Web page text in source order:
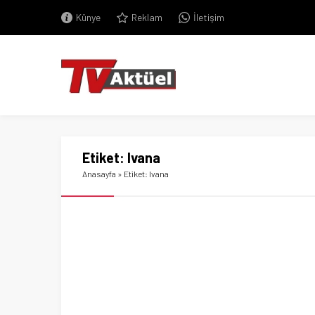
Künye Reklam İletişim
Etiket: Ivana
Anasayfa » Etiket: Ivana